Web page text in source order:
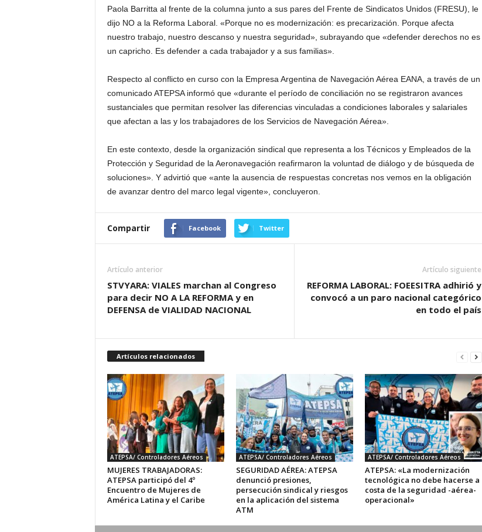
Paola Barritta al frente de la columna junto a sus pares del Frente de Sindicatos Unidos (FRESU), le
dijo NO a la Reforma Laboral. «Porque no es modernización: es precarización. Porque afecta
nuestro trabajo, nuestro descanso y nuestra seguridad», subrayando que «defender derechos no es
un capricho. Es defender a cada trabajador y a sus familias».
Respecto al conflicto en curso con la Empresa Argentina de Navegación Aérea EANA, a través de un
comunicado ATEPSA informó que «durante el período de conciliación no se registraron avances
sustanciales que permitan resolver las diferencias vinculadas a condiciones laborales y salariales
que afectan a las y los trabajadores de los Servicios de Navegación Aérea».
En este contexto, desde la organización sindical que representa a los Técnicos y Empleados de la
Protección y Seguridad de la Aeronavegación reafirmaron la voluntad de diálogo y de búsqueda de
soluciones». Y advirtió que «ante la ausencia de respuestas concretas nos vemos en la obligación
de avanzar dentro del marco legal vigente», concluyeron.
Compartir Facebook Twitter
Artículo anterior
STVYARA: VIALES marchan al Congreso
para decir NO A LA REFORMA y en
DEFENSA de VIALIDAD NACIONAL
Artículo siguiente
REFORMA LABORAL: FOEESITRA adhirió y
convocó a un paro nacional categórico
en todo el país
Artículos relacionados
ATEPSA/ Controladores Aéreos
MUJERES TRABAJADORAS:
ATEPSA participó del 4º
Encuentro de Mujeres de
América Latina y el Caribe
ATEPSA/ Controladores Aéreos
SEGURIDAD AÉREA: ATEPSA
denunció presiones,
persecución sindical y riesgos
en la aplicación del sistema
ATM
ATEPSA/ Controladores Aéreos
ATEPSA: «La modernización
tecnológica no debe hacerse a
costa de la seguridad -aérea-
operacional»